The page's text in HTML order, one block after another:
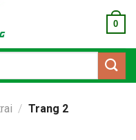
0
/ Trang 2